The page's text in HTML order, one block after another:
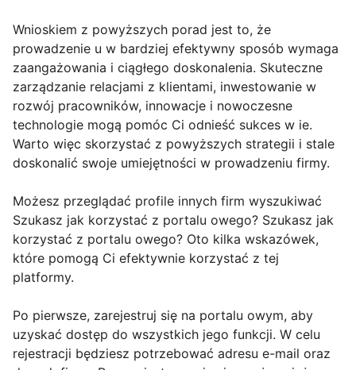
Wnioskiem z powyższych porad jest to, że
prowadzenie u w bardziej efektywny sposób wymaga
zaangażowania i ciągłego doskonalenia. Skuteczne
zarządzanie relacjami z klientami, inwestowanie w
rozwój pracowników, innowacje i nowoczesne
technologie mogą pomóc Ci odnieść sukces w ie.
Warto więc skorzystać z powyższych strategii i stale
doskonalić swoje umiejętności w prowadzeniu firmy.
Możesz przeglądać profile innych firm wyszukiwać
Szukasz jak korzystać z portalu owego? Szukasz jak
korzystać z portalu owego? Oto kilka wskazówek,
które pomogą Ci efektywnie korzystać z tej
platformy.
Po pierwsze, zarejestruj się na portalu owym, aby
uzyskać dostęp do wszystkich jego funkcji. W celu
rejestracji będziesz potrzebować adresu e-mail oraz